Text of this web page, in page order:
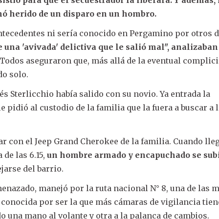
herido de un disparo en un hombro.
ni sería conocido en Pergamino por otros
una 'avivada' delictiva que le salió mal",
aseguraron que, más allá de la eventual
solo.
Sterlicchio había salido con su novio. Ya entrada la
pidió al custodio de la familia que la fuera a buscar a
con el Jeep Grand Cherokee de la familia. Cuando
las 6.15, un hombre armado y encapuchado se
del barrio.
manejó por la ruta nacional N° 8, una de las
por ser la que más cámaras de vigilancia
una mano al volante y otra a la palanca de cambios.